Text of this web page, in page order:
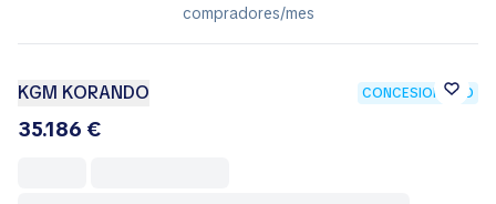
compradores/mes
KGM KORANDO CONCESIONARIO
35.186 €